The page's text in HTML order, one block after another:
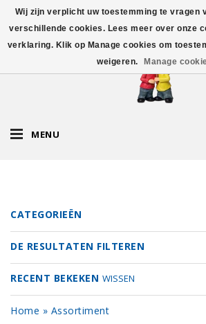
MENU
CATEGORIEËN
DE RESULTATEN FILTEREN
RECENT BEKEKEN WISSEN
Home » Assortiment
Wij zijn verplicht uw toestemming te vragen
verschillende cookies. Lees meer over onze
verklaring. Klik op Manage cookies om
weigeren.
Manage